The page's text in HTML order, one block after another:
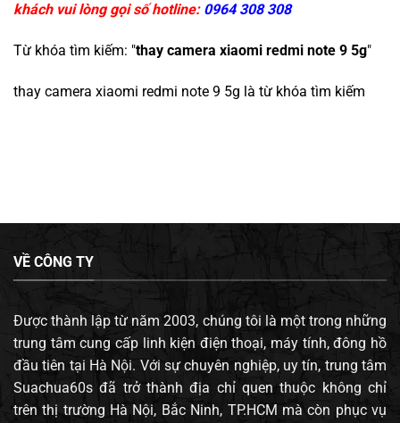
khách vui lòng gọi số hotline: 0964 308 308
Từ khóa tìm kiếm: "thay camera xiaomi redmi note 9 5g"
thay camera xiaomi redmi note 9 5g là từ khóa tìm kiếm
VỀ CÔNG TY
Được thành lập từ năm 2003, chúng tôi là một trong những
trung tâm cung cấp linh kiện điện thoại, máy tính, đông hồ
đầu tiên tại Hà Nội. Với sự chuyên nghiệp, uy tín, trung tâm
Suachua60s đã trở thành địa chỉ quen thuộc không chỉ
trên thị trường Hà Nội, Bắc Ninh, TP.HCM mà còn phục vụ